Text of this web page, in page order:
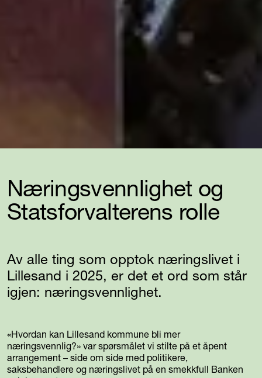
Næringsvennlighet og
Statsforvalterens rolle
Av alle ting som opptok næringslivet i
Lillesand i 2025, er det et ord som står
igjen: næringsvennlighet.
«Hvordan kan Lillesand kommune bli mer
næringsvennlig?» var spørsmålet vi stilte på et åpent
arrangement – side om side med politikere,
saksbehandlere og næringslivet på en smekkfull Banken